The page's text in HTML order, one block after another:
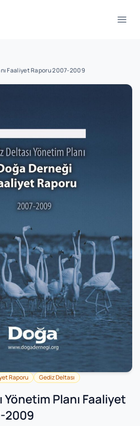
Faaliyet Raporu 2007-2009
Raporu Gediz Deltası
Yönetim Planı Faaliyet
2009